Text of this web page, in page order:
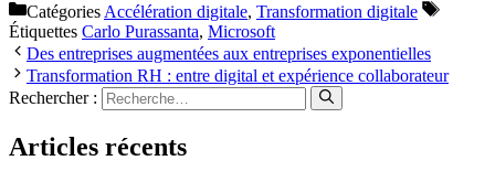
Catégories Accélération digitale, Transformation digitale
Étiquettes Carlo Purassanta, Microsoft
Des entreprises augmentées aux entreprises exponentielles
Transformation RH : entre digital et expérience collaborateur
Rechercher :
Articles récents